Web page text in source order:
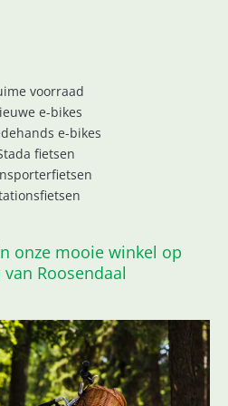
voorraad
e-bikes
e-bikes
fietsen
onze mooie winkel op
Roosendaal